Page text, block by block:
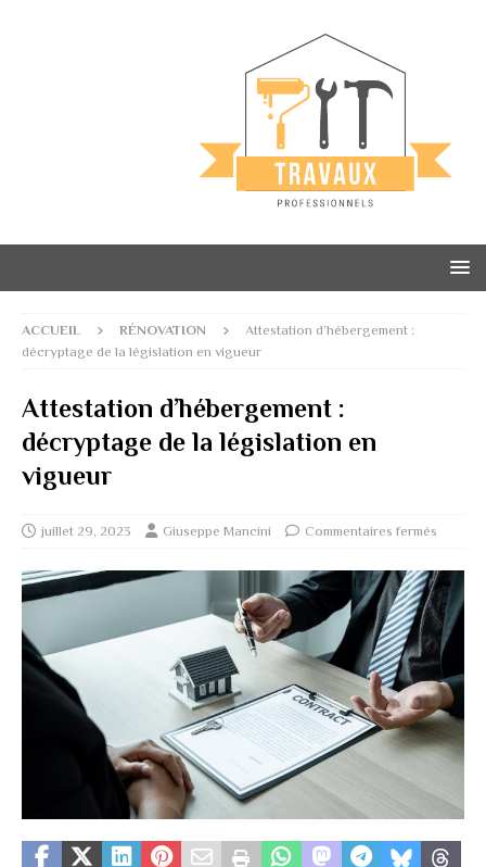
ACCUEIL RÉNOVATION
Attestation d’hébergement :
décryptage de la législation en vigueur
Attestation d’hébergement :
décryptage de la législation en
vigueur
juillet 29, 2023 Giuseppe Mancini Commentaires fermés